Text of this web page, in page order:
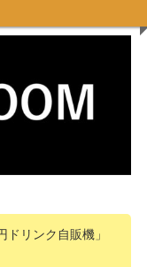
リンク自販機」